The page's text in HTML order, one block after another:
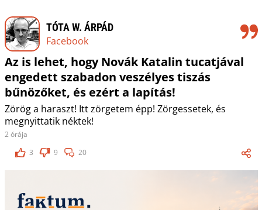
TÓTA W. ÁRPÁD
Facebook
Az is lehet, hogy Novák Katalin tucatjával
engedett szabadon veszélyes tiszás
bűnözőket, és ezért a lapítás!
Zörög a haraszt! Itt zörgetem épp! Zörgessetek, és
megnyittatik néktek!
2 órája
3
9 20